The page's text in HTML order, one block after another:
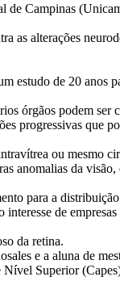
Campinas
as alterações
estudo de 20 anos
órgãos podem ser
progressivas que
ou mesmo
anomalias da
para a
de
da retina.
e a aluna de
Nível Superior